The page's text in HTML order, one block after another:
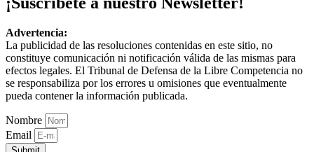
Advertencia:
La publicidad de las resoluciones contenidas en este sitio, no
constituye comunicación ni notificación válida de las mismas para
efectos legales. El Tribunal de Defensa de la Libre Competencia no
se responsabiliza por los errores u omisiones que eventualmente
pueda contener la información publicada.
Nombre
Email